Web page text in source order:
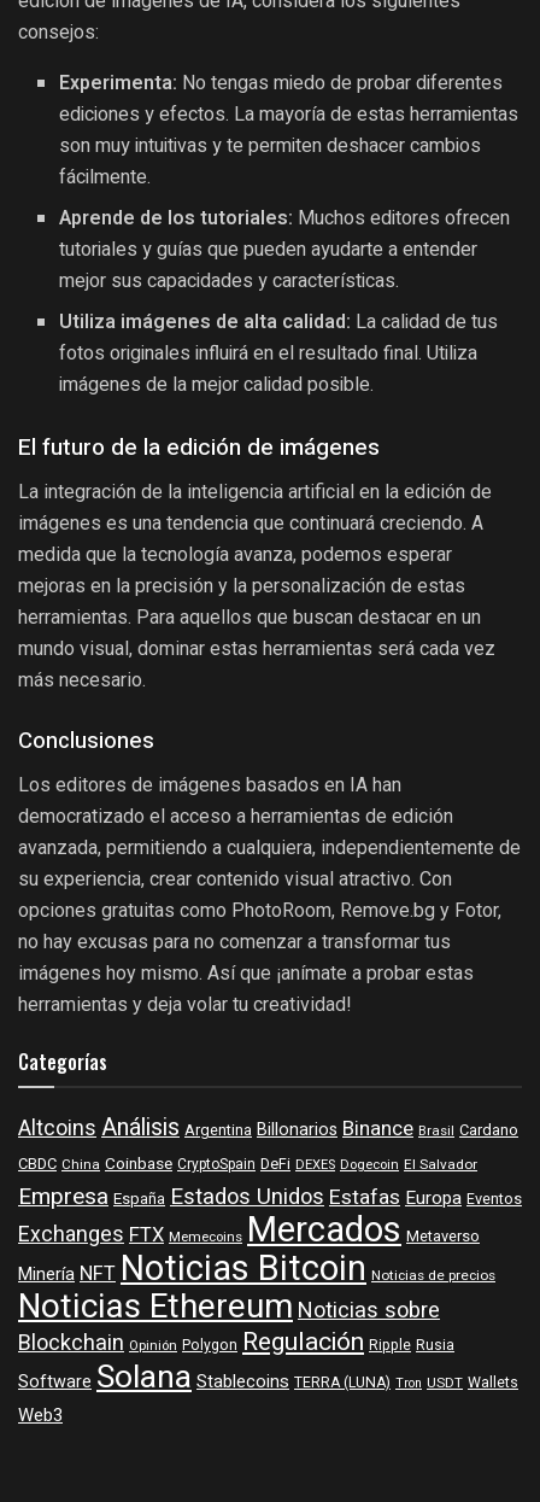
consejos:
Experimenta: No tengas miedo de probar diferentes
ediciones y efectos. La mayoría de estas herramientas
son muy intuitivas y te permiten deshacer cambios
fácilmente.
Aprende de los tutoriales: Muchos editores ofrecen
tutoriales y guías que pueden ayudarte a entender
mejor sus capacidades y características.
Utiliza imágenes de alta calidad: La calidad de tus
fotos originales influirá en el resultado final. Utiliza
imágenes de la mejor calidad posible.
El futuro de la edición de imágenes
La integración de la inteligencia artificial en la edición de
imágenes es una tendencia que continuará creciendo. A
medida que la tecnología avanza, podemos esperar
mejoras en la precisión y la personalización de estas
herramientas. Para aquellos que buscan destacar en un
mundo visual, dominar estas herramientas será cada vez
más necesario.
Conclusiones
Los editores de imágenes basados en IA han
democratizado el acceso a herramientas de edición
avanzada, permitiendo a cualquiera, independientemente de
su experiencia, crear contenido visual atractivo. Con
opciones gratuitas como PhotoRoom, Remove.bg y Fotor,
no hay excusas para no comenzar a transformar tus
imágenes hoy mismo. Así que ¡anímate a probar estas
herramientas y deja volar tu creatividad!
Categorías
AltcoinsAnálisis Argentina BillonariosBinance Brasil Cardano
CBDC China Coinbase CryptoSpain DeFi DEXES Dogecoin El Salvador
Empresa España Estados UnidosEstafasEuropa Eventos
ExchangesFTX Memecoins Mercados Metaverso
MineríaNFTNoticias Bitcoin Noticias de precios
Noticias EthereumNoticias sobre
Blockchain Opinión Polygon Regulación Ripple Rusia
SoftwareSolanaStablecoins TERRA (LUNA) Tron USDT Wallets
Web3